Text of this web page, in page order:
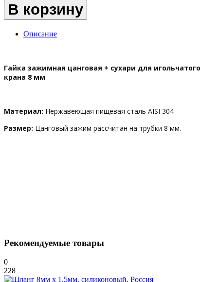
В корзину
Описание
Гайка зажимная цанговая + сухари для игольчатого
крана 8 мм
Материал: Нержавеющая пищевая сталь AISI 304
Размер: Цанговый зажим рассчитан на трубки 8 мм.
Рекомендуемые товары
0
228